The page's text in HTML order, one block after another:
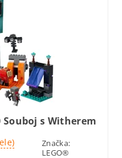
s Witherem
Značka:
LEGO®